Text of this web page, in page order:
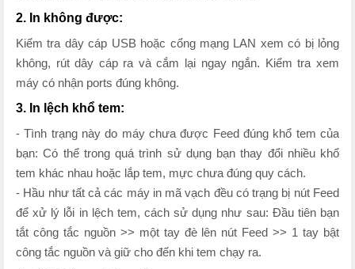
2. In không được:
Kiểm tra dây cáp USB hoặc cổng mạng LAN xem có bị lỏng
không, rút dây cáp ra và cắm lại ngay ngắn. Kiểm tra xem
máy có nhận ports đúng không.
3. In lệch khổ tem:
- Tình trạng này do máy chưa được Feed đúng khổ tem của
bạn: Có thể trong quá trình sử dụng bạn thay đổi nhiều khổ
tem khác nhau hoặc lắp tem, mực chưa đúng quy cách.
- Hầu như tất cả các máy in mã vạch đều có trạng bị nút Feed
để xử lý lỗi in lệch tem, cách sử dụng như sau: Đầu tiên bạn
tắt công tắc nguồn >> một tay đè lên nút Feed >> 1 tay bật
công tắc nguồn và giữ cho đến khi tem chạy ra.